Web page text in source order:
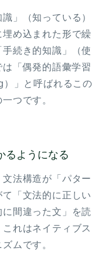
」（知っている）
め込まれた形で繰
続き的知識」（使
「偶発的語彙学習
」と呼ばれるこの
つです。
るようになる
法構造が「パター
「文法的に正しい
間違った文」を読
れはネイティブス
ムです。